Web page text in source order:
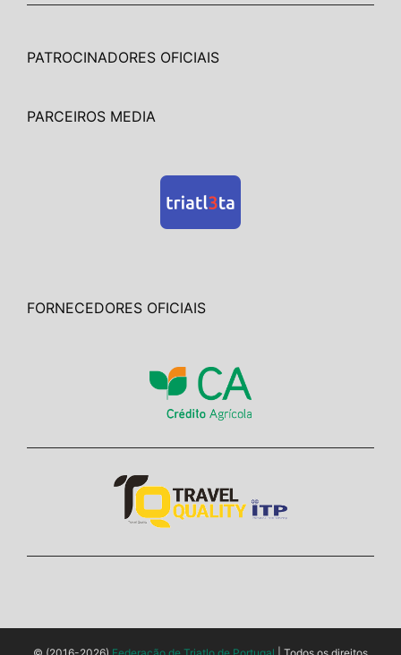
PATROCINADORES OFICIAIS
PARCEIROS MEDIA
FORNECEDORES OFICIAIS